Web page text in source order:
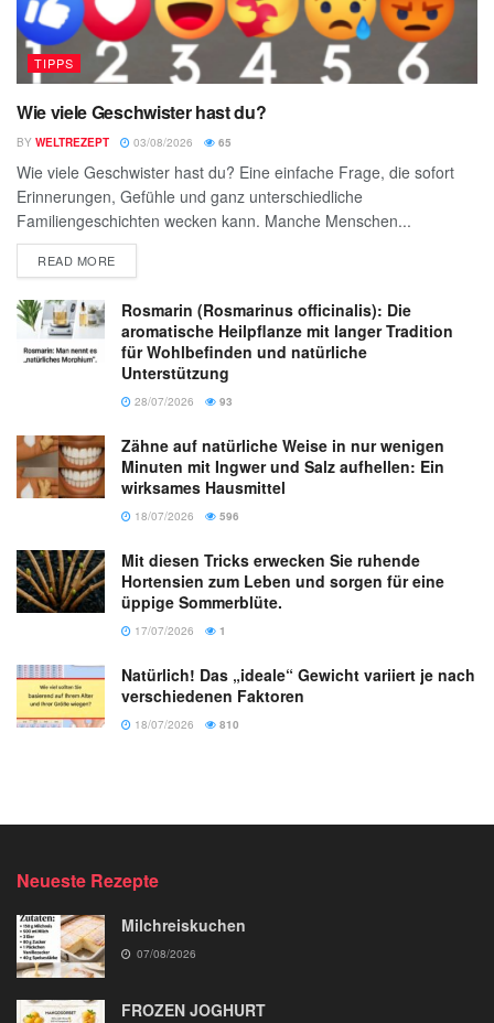
TIPPS
Wie viele Geschwister hast du?
BY WELTREZEPT 03/08/2026 65
Wie viele Geschwister hast du? Eine einfache Frage, die sofort
Erinnerungen, Gefühle und ganz unterschiedliche
Familiengeschichten wecken kann. Manche Menschen...
READ MORE
Rosmarin (Rosmarinus officinalis): Die
aromatische Heilpflanze mit langer Tradition
für Wohlbefinden und natürliche
Unterstützung
28/07/2026 93
Zähne auf natürliche Weise in nur wenigen
Minuten mit Ingwer und Salz aufhellen: Ein
wirksames Hausmittel
18/07/2026 596
Mit diesen Tricks erwecken Sie ruhende
Hortensien zum Leben und sorgen für eine
üppige Sommerblüte.
17/07/2026 1
Natürlich! Das „ideale“ Gewicht variiert je nach
verschiedenen Faktoren
18/07/2026 810
Neueste Rezepte
Milchreiskuchen
07/08/2026
FROZEN JOGHURT